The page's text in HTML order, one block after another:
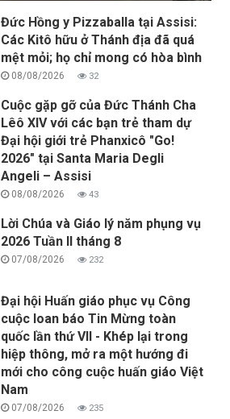
Đức Hồng y Pizzaballa tại Assisi:
Các Kitô hữu ở Thánh địa đã quá
mệt mỏi; họ chỉ mong có hòa bình
08/08/2026 32
Cuộc gặp gỡ của Đức Thánh Cha
Lêô XIV với các bạn trẻ tham dự
Đại hội giới trẻ Phanxicô "Go!
2026" tại Santa Maria Degli
Angeli – Assisi
08/08/2026 43
Lời Chúa và Giáo lý năm phụng vụ
2026 Tuần II tháng 8
07/08/2026 232
Đại hội Huấn giáo phục vụ Công
cuộc loan báo Tin Mừng toàn
quốc lần thứ VII - Khép lại trong
hiệp thông, mở ra một hướng đi
mới cho công cuộc huấn giáo Việt
Nam
07/08/2026 235